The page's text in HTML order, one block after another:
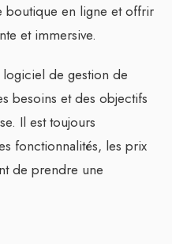
boutique en ligne et offrir
et immersive.
de gestion de
besoins et des objectifs
Il est toujours
fonctionnalités, les prix
de prendre une